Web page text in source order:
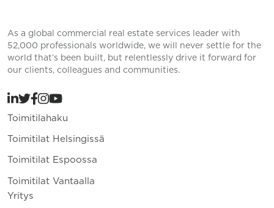
As a global commercial real estate services leader with
52,000 professionals worldwide, we will never settle for the
world that’s been built, but relentlessly drive it forward for
our clients, colleagues and communities.
Toimitilahaku
Toimitilat Helsingissä
Toimitilat Espoossa
Toimitilat Vantaalla
Yritys